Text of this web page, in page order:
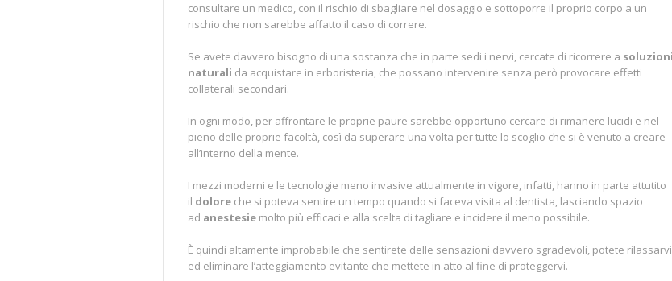
consultare un medico, con il rischio di sbagliare nel dosaggio e sottoporre il proprio corpo a un
rischio che non sarebbe affatto il caso di correre.
Se avete davvero bisogno di una sostanza che in parte sedi i nervi, cercate di ricorrere a soluzioni
naturali da acquistare in erboristeria, che possano intervenire senza però provocare effetti
collaterali secondari.
In ogni modo, per affrontare le proprie paure sarebbe opportuno cercare di rimanere lucidi e nel
pieno delle proprie facoltà, così da superare una volta per tutte lo scoglio che si è venuto a creare
all’interno della mente.
I mezzi moderni e le tecnologie meno invasive attualmente in vigore, infatti, hanno in parte attutito
il dolore che si poteva sentire un tempo quando si faceva visita al dentista, lasciando spazio
ad anestesie molto più efficaci e alla scelta di tagliare e incidere il meno possibile.
È quindi altamente improbabile che sentirete delle sensazioni davvero sgradevoli, potete rilassarvi
ed eliminare l’atteggiamento evitante che mettete in atto al fine di proteggervi.